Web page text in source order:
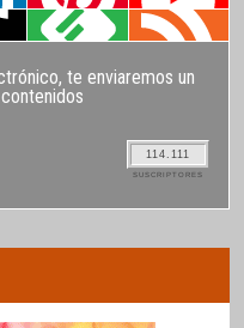
te enviaremos un
114.111
SUSCRIPTORES